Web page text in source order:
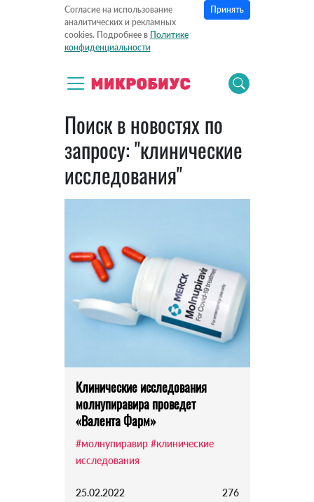
Согласие на использование
аналитических и рекламных
cookies. Подробнее в Политике
конфиденциальности
Принять
Поиск в новостях по
запросу: "клинические
исследования"
Клинические исследования
молнупиравира проведет
«Валента Фарм»
#молнупиравир #клинические
исследования
25.02.2022 276